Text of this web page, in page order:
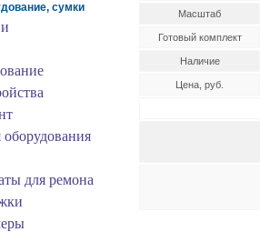
сумки
для ремона
Масштаб
Готовый комплект
Наличие
Цена, руб.